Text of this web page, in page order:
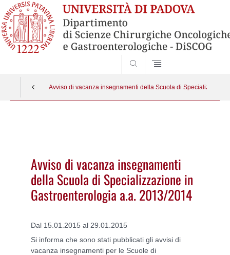
Avviso di vacanza insegnamenti della Scuola di
Avviso di vacanza insegnamenti
della Scuola di Specializzazione in
Gastroenterologia a.a. 2013/2014
Dal 15.01.2015 al 29.01.2015
Si informa che sono stati pubblicati gli avvisi di
vacanza insegnamenti per le Scuole di